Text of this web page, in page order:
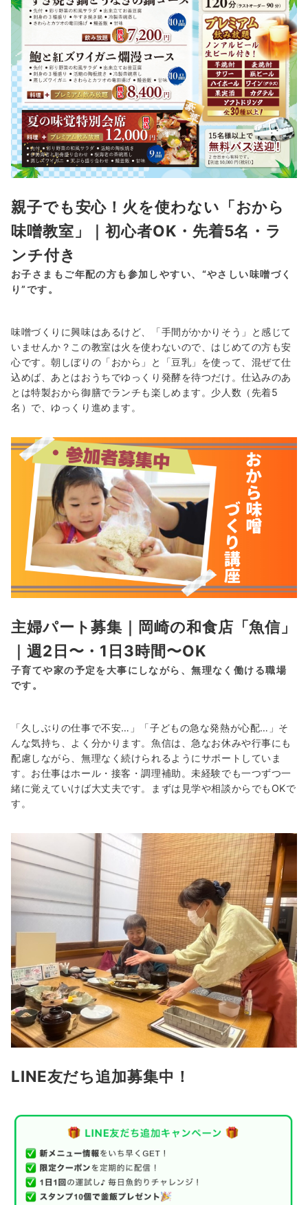
親子でも安心！火を使わない「おから
味噌教室」｜初心者OK・先着5名・ラ
ンチ付き
お子さまもご年配の方も参加しやすい、“やさしい味噌づく
り”です。
味噌づくりに興味はあるけど、「手間がかかりそう」と感じて
いませんか？この教室は火を使わないので、はじめての方も安
心です。朝しぼりの「おから」と「豆乳」を使って、混ぜて仕
込めば、あとはおうちでゆっくり発酵を待つだけ。仕込みのあ
とは特製おから御膳でランチも楽しめます。少人数（先着5
名）で、ゆっくり進めます。
主婦パート募集｜岡崎の和食店「魚信」
｜週2日〜・1日3時間〜OK
子育てや家の予定を大事にしながら、無理なく働ける職場
です。
「久しぶりの仕事で不安…」「子どもの急な発熱が心配…」そ
んな気持ち、よく分かります。魚信は、急なお休みや行事にも
配慮しながら、無理なく続けられるようにサポートしていま
す。お仕事はホール・接客・調理補助。未経験でも一つずつ一
緒に覚えていけば大丈夫です。まずは見学や相談からでもOKで
す。
LINE友だち追加募集中！